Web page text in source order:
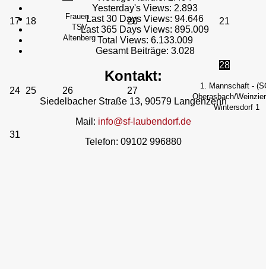
17 18
Frauen -
TSV
Altenberg
20 21
24 25 26 27
28
1. Mannschaft -
Oberasbach/
Wintersdorf 1
31
Yesterday's Views: 2.893
Last 30 Days Views: 94.646
Last 365 Days Views: 895.009
Total Views: 6.133.009
Gesamt Beiträge: 3.028
Kontakt:
Siedelbacher Straße 13, 90579 Langenzenn
Mail: info@sf-laubendorf.de
Telefon: 09102 996880